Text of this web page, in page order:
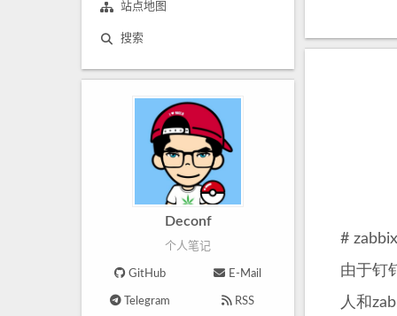
站点地图
搜索
Deconf
个人笔记
GitHub E-Mail
Telegram RSS
#
由于钉
人和